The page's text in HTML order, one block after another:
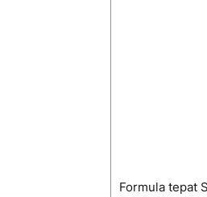
Formula tepat